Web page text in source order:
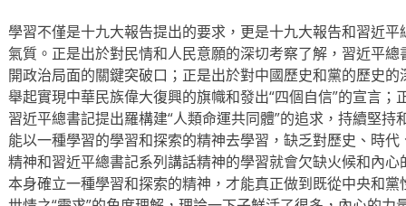
學習不僅是十九大報告提出的要求，更是十九大報告和習近
氣質。正是出於對民情和人民意願的深切考察了解，習近平
開政治局面的關鍵突破口；正是出於對中國歷史和黨的歷史
舉起實現中華民族偉大復興的旗幟和發出“四個自信”的宣言
習近平總書記提出羅構建“人類命運共同體”的追求，持續堅
能以一種學習的學習和探索的精神去學習，缺乏對歷史、時
精神和習近平總書記系列講話精神的學習就會欠缺火候和內
本身確立一種學習和探索的精神，才能真正做到既從中央和黨